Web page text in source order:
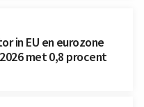
in EU en eurozone
met 0,8 procent